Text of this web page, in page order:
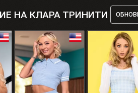
НА КЛАРА ТРИНИТИ